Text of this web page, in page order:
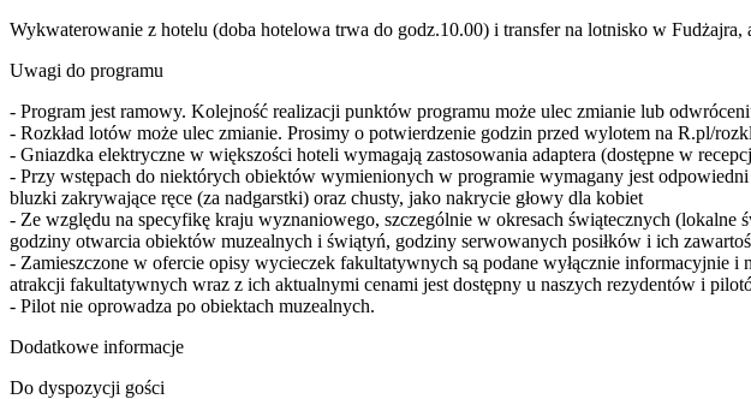
Wykwaterowanie z hotelu (doba hotelowa trwa do godz.10.00) i transfer na lotnisko w
Uwagi do programu
- Program jest ramowy. Kolejność realizacji punktów programu może ulec zmianie lub
- Rozkład lotów może ulec zmianie. Prosimy o potwierdzenie godzin przed wylotem na R.pl/
- Gniazdka elektryczne w większości hoteli wymagają zastosowania adaptera (dostępne w
- Przy wstępach do niektórych obiektów wymienionych w programie wymagany jest
bluzki zakrywające ręce (za nadgarstki) oraz chusty, jako nakrycie głowy dla kobiet
- Ze względu na specyfikę kraju wyznaniowego, szczególnie w okresach świątecznych
godziny otwarcia obiektów muzealnych i świątyń, godziny serwowanych posiłków i ich
- Zamieszczone w ofercie opisy wycieczek fakultatywnych są podane wyłącznie informacyjnie
atrakcji fakultatywnych wraz z ich aktualnymi cenami jest dostępny u naszych rezydentów i
- Pilot nie oprowadza po obiektach muzealnych.
Dodatkowe informacje
Do dyspozycji gości